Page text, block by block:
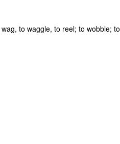
to waggle, to reel; to wobble; to